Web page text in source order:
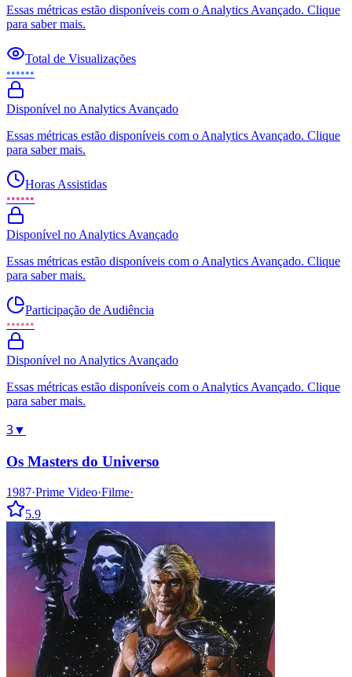
Essas métricas estão disponíveis com o Analytics Avançado. Clique
para saber mais.
Total de Visualizações
••••••
Disponível no Analytics Avançado
Essas métricas estão disponíveis com o Analytics Avançado. Clique
para saber mais.
Horas Assistidas
••••••
Disponível no Analytics Avançado
Essas métricas estão disponíveis com o Analytics Avançado. Clique
para saber mais.
Participação de Audiência
••••••
Disponível no Analytics Avançado
Essas métricas estão disponíveis com o Analytics Avançado. Clique
para saber mais.
3▼
Os Masters do Universo
1987·Prime Video·Filme·
5.9